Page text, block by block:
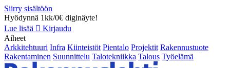
Siirry sisältöön
Hyödynnä 1kk/0€ diginäyte!
Lue lisää
Kirjaudu
Aiheet
Arkkitehtuuri Infra Kiinteistöt Pientalo Projektit Rakennustuote
Rakentaminen Suunnittelu Talotekniikka Talous Työelämä